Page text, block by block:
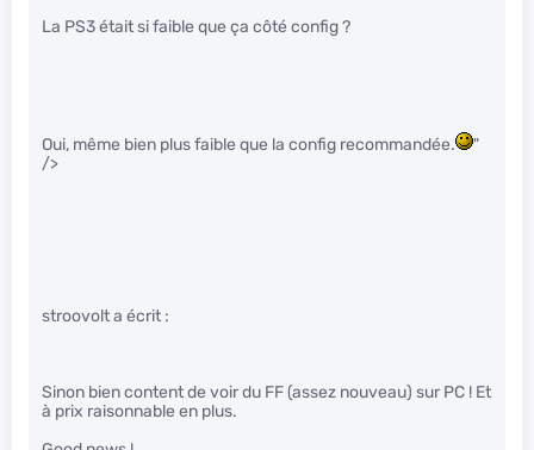
La PS3 était si faible que ça côté config ?
Oui, même bien plus faible que la config recommandée.
"
/>
stroovolt a écrit :
Sinon bien content de voir du FF (assez nouveau) sur PC ! Et
à prix raisonnable en plus.